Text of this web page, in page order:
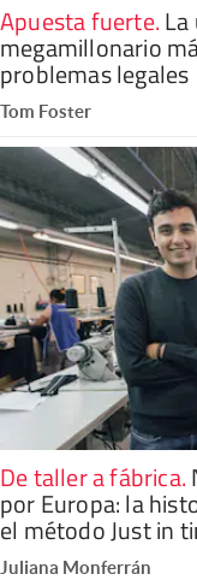
Apuesta fuerte.
megamillonario
problemas legales
Tom Foster
De taller a fábrica.
por Europa: la
el método Just in
Juliana Monferrán